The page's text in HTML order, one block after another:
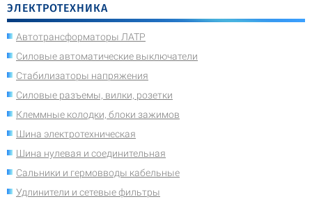
ЭЛЕКТРОТЕХНИКА
Автотрансформаторы ЛАТР
Силовые автоматические выключатели
Стабилизаторы напряжения
Силовые разъемы, вилки, розетки
Клеммные колодки, блоки зажимов
Шина электротехническая
Шина нулевая и соединительная
Сальники и гермовводы кабельные
Удлинители и сетевые фильтры